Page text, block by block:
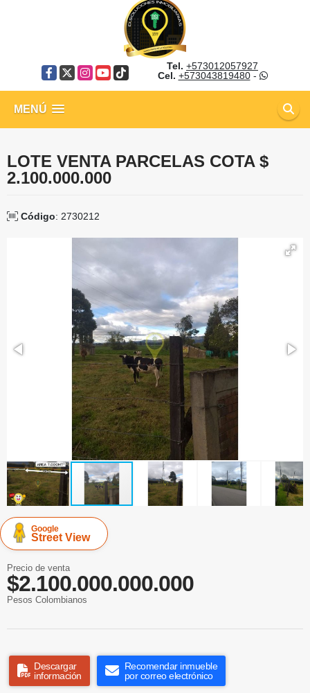
Facebook
X Instagram
YouTube
TikTok
Tel. +573012057927
Cel. +573043819480-
MENÚ
LOTE VENTA PARCELAS COTA $
2.100.000.000
Código: 2730212
Google
Street View
Precio de venta
$2.100.000.000.000
Pesos Colombianos
Descargar
información
Recomendar inmueble
por correo electrónico